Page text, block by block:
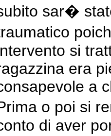
sar�
si
era
a
o poi si
di aver